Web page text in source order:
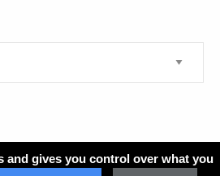
and gives you control over what you